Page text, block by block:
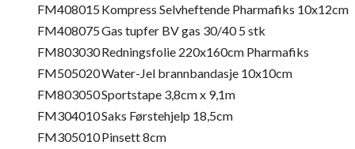
FM408015Kompress Selvheftende Pharmafiks 10x12cm
FM408075Gas tupfer BV gas 30/40 5 stk
FM803030Redningsfolie 220x160cm Pharmafiks
FM505020Water-Jel brannbandasje 10x10cm
FM803050Sportstape 3,8cm x 9,1m
FM304010Saks Førstehjelp 18,5cm
FM305010Pinsett 8cm